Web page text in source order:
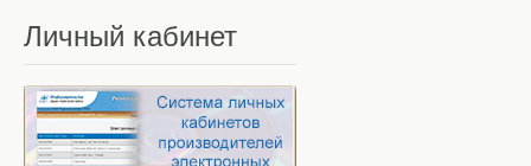
Личный кабинет